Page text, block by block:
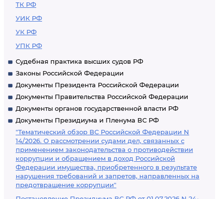
ТК РФ
УИК РФ
УК РФ
УПК РФ
Судебная практика высших судов РФ
Законы Российской Федерации
Документы Президента Российской Федерации
Документы Правительства Российской Федерации
Документы органов государственной власти РФ
Документы Президиума и Пленума ВС РФ
"Тематический обзор ВС Российской Федерации N
14/2026. О рассмотрении судами дел, связанных с
применением законодательства о противодействии
коррупции и обращением в доход Российской
Федерации имущества, приобретенного в результате
нарушения требований и запретов, направленных на
предотвращение коррупции"